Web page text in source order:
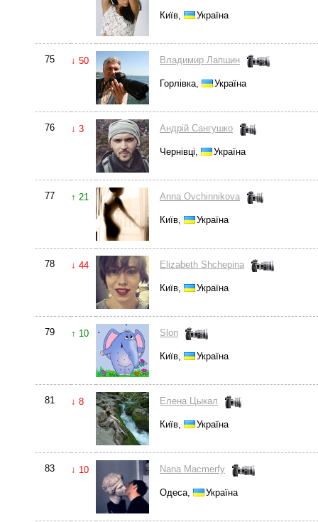
Київ, Україна
75 ↓ 50 Владимир Лапшин
Горлівка, Україна
76 ↓ 3 Андрiй Сангушко
Чернівці, Україна
77 ↑ 21 Anna Ovchinnikova
Київ, Україна
78 ↓ 44 Elizabeth Shchepina
Київ, Україна
79 ↑ 10 Slon
Київ, Україна
81 ↓ 8 Елена Цыкал
Київ, Україна
83 ↓ 10 Nana Macmerfy
Одеса, Україна